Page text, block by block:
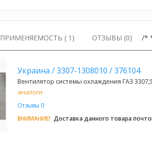
ПРИМЕНЯЕМОСТЬ ( 1) ОТЗЫВЫ (0) /*
Украина /3307-1308010 /376104
Вентилятор системы охлаждения ГАЗ
аналоги
Отзывы 0
ВНИМАНИЕ! Доставка данного товара